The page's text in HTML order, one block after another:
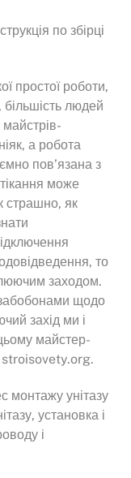
по збірці
простої роботи,
більшість людей
а робота
пов’язана з
може
страшно, як
то
заходом.
щодо
захід ми і
майстер-
stroisovety.org.
монтажу унітазу
установка і
і